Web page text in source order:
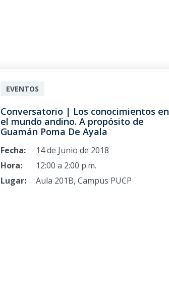
EVENTOS
Conversatorio | Los conocimientos en
el mundo andino. A propósito de
Guamán Poma De Ayala
Fecha:
14 de Junio de 2018
Hora:
12:00 a 2:00 p.m.
Lugar:
Aula 201B, Campus PUCP